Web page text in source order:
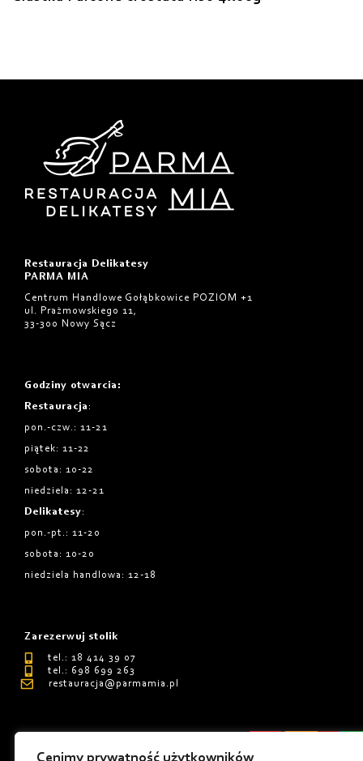
Restauracja Delikatesy
PARMA MIA
Centrum Handlowe Gołąbkowice POZIOM +1
ul. Prażmowskiego 11,
33-300 Nowy Sącz
Godziny otwarcia :
Restauracja :
pon.-czw.: 11-21
piątek: 11-22
sobota: 10-22
niedziela: 12-21
Delikatesy:
pon.-pt.: 11-20
sobota: 10-20
niedziela handlowa: 12-18
Zarezerwuj stolik
tel.: 18 414 39 07
tel.: 698 699 263
restauracja@parmamia.pl